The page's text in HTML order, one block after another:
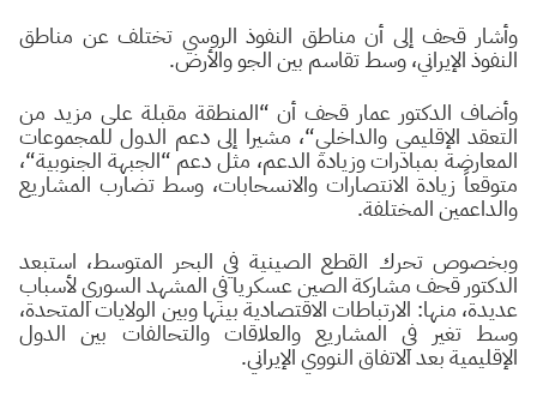
وأشار قحف إلى أن مناطق النفوذ الروسي تختلف عن مناطق
النفوذ الإيراني، وسط تقاسم بين الجو والأرض.
وأضاف الدكتور عمار قحف أن “المنطقة مقبلة على مزيد من
التعقد الإقليمي والداخلي“، مشيرا إلى دعم الدول للمجموعات
المعارضة بمبادرات وزيادة الدعم، مثل دعم“الجبهة الجنوبية“،
متوقعاً زيادة الانتصارات والانسحابات، وسط تضارب المشاريع
والداعمين المختلفة.
وبخصوص تحرك القطع الصينية في البحر المتوسط، استبعد
الدكتور قحف مشاركة الصين عسكريا في المشهد السوري لأسباب
عديدة، منها: الارتباطات الاقتصادية بينها وبين الولايات المتحدة،
وسط تغير في المشاريع والعلاقات والتحالفات بين الدول
الإقليمية بعد الاتفاق النووي الإيراني.